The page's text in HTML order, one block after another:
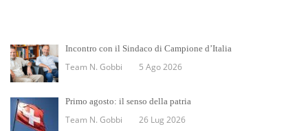
Incontro con il Sindaco di Campione d’Italia
Team N. Gobbi 5 Ago 2026
Primo agosto: il senso della patria
Team N. Gobbi 26 Lug 2026